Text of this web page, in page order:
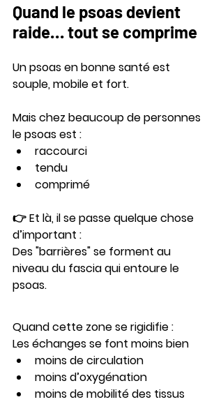
Quand le psoas devient
raide… tout se comprime
Un psoas en bonne santé est
souple, mobile et fort.
Mais chez beaucoup de personnes
le psoas est :
raccourci
tendu
comprimé
👉 Et là, il se passe quelque chose
d’important :
Des "barrières" se forment au
niveau du fascia qui entoure le
psoas.
Quand cette zone se rigidifie :
Les échanges se font moins bien
moins de circulation
moins d’oxygénation
moins de mobilité des tissus